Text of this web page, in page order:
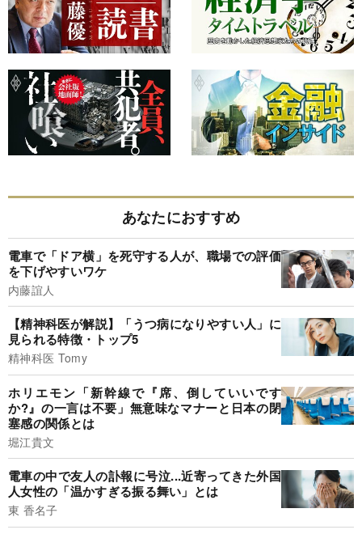
あなたにおすすめ
電車で「ドア横」を死守する人が、職場での評価
を下げやすいワケ
内藤誼人
【精神科医が解説】「うつ病になりやすい人」に
見られる特徴・トップ5
精神科医 Tomy
ホリエモン「新幹線で『席、倒していいです
か?』の一言は不要」無意味なマナーと日本の閉
塞感の関係とは
堀江貴文
電車の中で友人の訃報に号泣...近寄ってきた外国
人女性の「温かすぎる振る舞い」とは
東 香名子